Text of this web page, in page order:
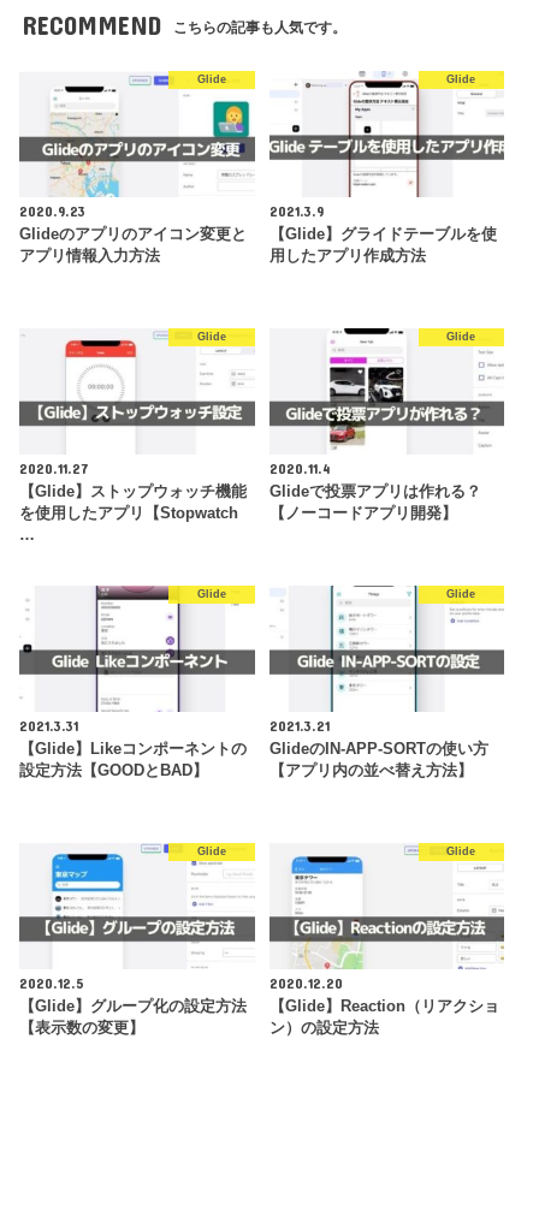
RECOMMEND こちらの記事も人気です。
Glide
2020.9.23
Glideのアプリのアイコン変更と
アプリ情報入力方法
Glide
2021.3.9
【Glide】グライドテーブルを使
用したアプリ作成方法
Glide
2020.11.27
【Glide】ストップウォッチ機能
を使用したアプリ【Stopwatch
…
Glide
2020.11.4
Glideで投票アプリは作れる？
【ノーコードアプリ開発】
Glide
2021.3.31
【Glide】Likeコンポーネントの
設定方法【GOODとBAD】
Glide
2021.3.21
GlideのIN-APP-SORTの使い方
【アプリ内の並べ替え方法】
Glide
2020.12.5
【Glide】グループ化の設定方法
【表示数の変更】
Glide
2020.12.20
【Glide】Reaction（リアクショ
ン）の設定方法